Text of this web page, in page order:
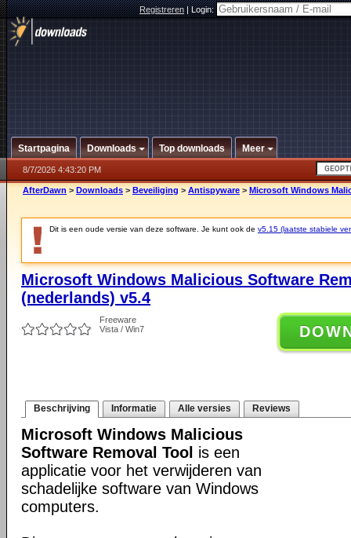
Registreren|Login:
Startpagina Downloads Top downloads Meer
8/7/2026 4:43:20 PM
AfterDawn > Downloads > Beveiliging > Antispyware > Microsoft Windows
Dit is een oude versie van deze software. Je kunt ook de v5.15 (laatste stabiele
Microsoft Windows Malicious Software
(nederlands) v5.4
Freeware
Vista / Win7
Beschrijving Informatie Alle versies Reviews
Microsoft Windows Malicious
Software Removal Tool is een
applicatie voor het verwijderen van
schadelijke software van Windows
computers.